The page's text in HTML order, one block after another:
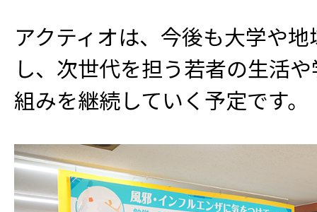
アクティオは、今後も大学や
し、次世代を担う若者の生活
組みを継続していく予定です。